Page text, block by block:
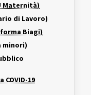
Maternità)
di Lavoro)
Biagi)
minori)
19